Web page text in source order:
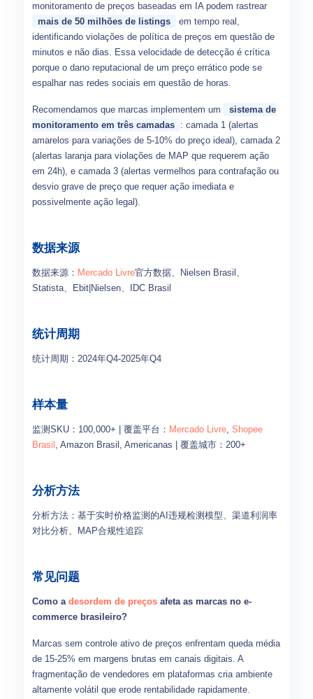
monitoramento de preços baseadas em IA podem rastrear
mais de 50 milhões de listings
em tempo real,
identificando violações de política de preços em questão de
minutos e não dias. Essa velocidade de detecção é crítica
porque o dano reputacional de um preço errático pode se
espalhar nas redes sociais em questão de horas.
Recomendamos que marcas implementem um
sistema de
monitoramento em três camadas : camada 1 (alertas
amarelos para variações de 5-10% do preço ideal), camada 2
(alertas laranja para violações de MAP que requerem ação
em 24h), e camada 3 (alertas vermelhos para contrafação ou
desvio grave de preço que requer ação imediata e
possivelmente ação legal).
数据来源
数据来源： Mercado Livre官方数据、Nielsen Brasil、
Statista、Ebit|Nielsen、IDC Brasil
统计周期
统计周期：2024年Q4-2025年Q4
样本量
监测SKU：100,000+ | 覆盖平台： Mercado Livre, Shopee
Brasil , Amazon Brasil, Americanas | 覆盖城市：200+
分析方法
分析方法：基于实时价格监测的AI违规检测模型、渠道利润率
对比分析、MAP合规性追踪
常见问题
Como a desordem de preços afeta as marcas no e-
commerce brasileiro?
Marcas sem controle ativo de preços enfrentam queda média
de 15-25% em margens brutas em canais digitais. A
fragmentação de vendedores em plataformas cria ambiente
altamente volátil que erode rentabilidade rapidamente.